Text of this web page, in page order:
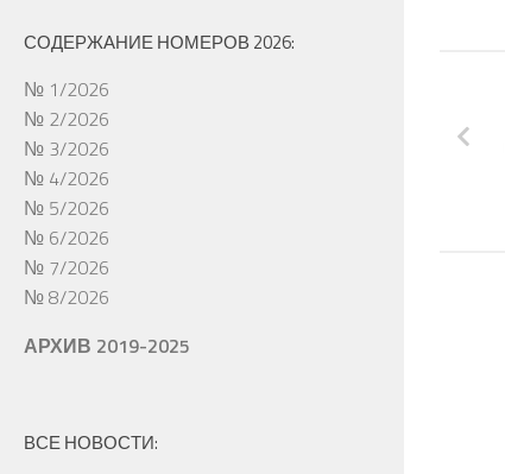
СОДЕРЖАНИЕ НОМЕРОВ 2026:
№ 1/2026
№ 2/2026
№ 3/2026
№ 4/2026
№ 5/2026
№ 6/2026
№ 7/2026
№ 8/2026
АРХИВ 2019-2025
ВСЕ НОВОСТИ: